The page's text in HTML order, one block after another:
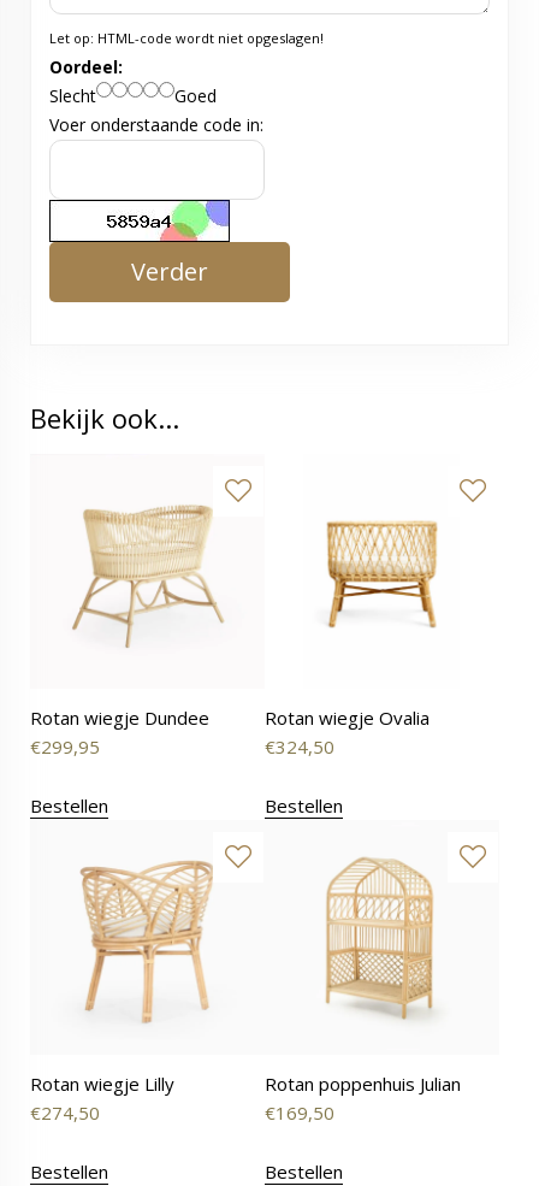
Let op: HTML-code wordt niet opgeslagen!
Oordeel:
Slecht
Goed
Voer onderstaande code in:
Verder
Bekijk ook...
Rotan wiegje Dundee
€299,95
Bestellen
Rotan wiegje Ovalia
€324,50
Bestellen
Rotan wiegje Lilly
€274,50
Bestellen
Rotan poppenhuis Julian
€169,50
Bestellen